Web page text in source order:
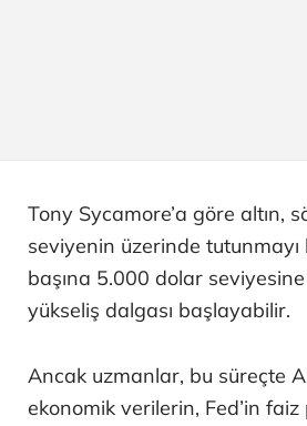
Tony Sycamore’a göre altın,
seviyenin üzerinde tutunmayı
başına 5.000 dolar
yükseliş dalgası başlayabilir.
Ancak uzmanlar, bu süreçte
ekonomik verilerin, Fed’in faiz